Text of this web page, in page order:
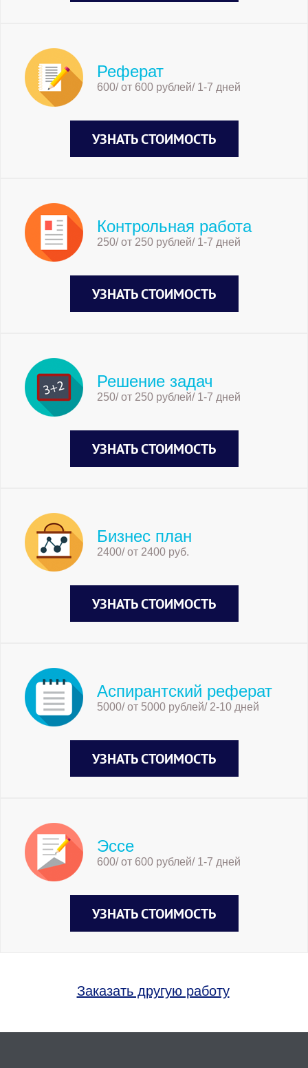
Реферат
600/ от 600 рублей/ 1-7 дней
УЗНАТЬ СТОИМОСТЬ
Контрольная работа
250/ от 250 рублей/ 1-7 дней
УЗНАТЬ СТОИМОСТЬ
Решение задач
250/ от 250 рублей/ 1-7 дней
УЗНАТЬ СТОИМОСТЬ
Бизнес план
2400/ от 2400 руб.
УЗНАТЬ СТОИМОСТЬ
Аспирантский реферат
5000/ от 5000 рублей/ 2-10 дней
УЗНАТЬ СТОИМОСТЬ
Эссе
600/ от 600 рублей/ 1-7 дней
УЗНАТЬ СТОИМОСТЬ
Заказать другую работу